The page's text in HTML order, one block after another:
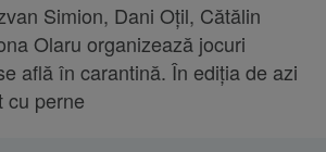
Simion, Dani Oțil, Cătălin
Olaru organizează jocuri
află în carantină. În ediția de azi
cu perne